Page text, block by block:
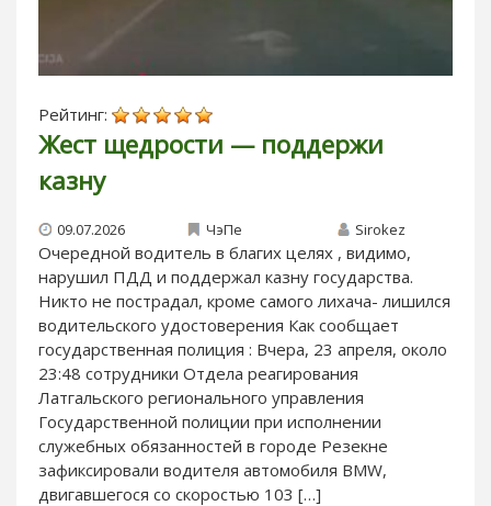
Рейтинг:
Жест щедрости — поддержи
казну
09.07.2026 ЧэПе Sirokez
Очередной водитель в благих целях , видимо,
нарушил ПДД и поддержал казну государства.
Никто не пострадал, кроме самого лихача- лишился
водительского удостоверения Как сообщает
государственная полиция : Вчера, 23 апреля, около
23:48 сотрудники Отдела реагирования
Латгальского регионального управления
Государственной полиции при исполнении
служебных обязанностей в городе Резекне
зафиксировали водителя автомобиля BMW,
двигавшегося со скоростью 103 […]